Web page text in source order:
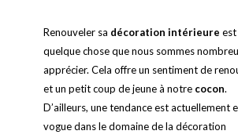
Renouveler sa décoration intérieure est
quelque chose que nous sommes
apprécier. Cela offre un sentiment de
et un petit coup de jeune à notre cocon.
D’ailleurs, une tendance est actuellement
vogue dans le domaine de la décoration